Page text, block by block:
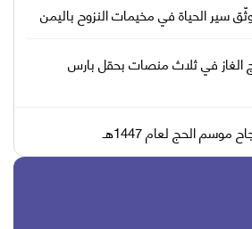
سير الحياة في مخيمات النزوح باليمن
الغاز في ثلاث منصات بحقل بارس
الحج لعام 1447هـ